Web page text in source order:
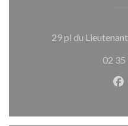
29 pl du
02 35